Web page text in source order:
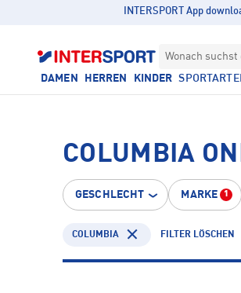
INTERSPORT App
Wonach suchst
DAMEN HERREN KINDER
COLUMBIA
GESCHLECHT MARKE 1
COLUMBIA FILTER LÖSCHEN